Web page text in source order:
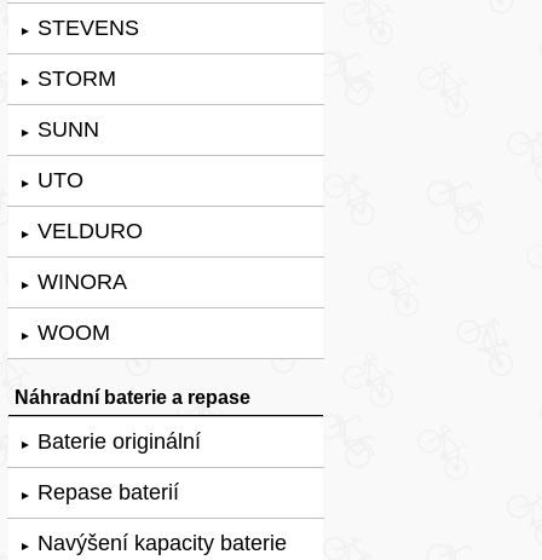
► STEVENS
► STORM
► SUNN
► UTO
► VELDURO
► WINORA
► WOOM
Náhradní baterie a repase
► Baterie originální
► Repase baterií
► Navýšení kapacity baterie